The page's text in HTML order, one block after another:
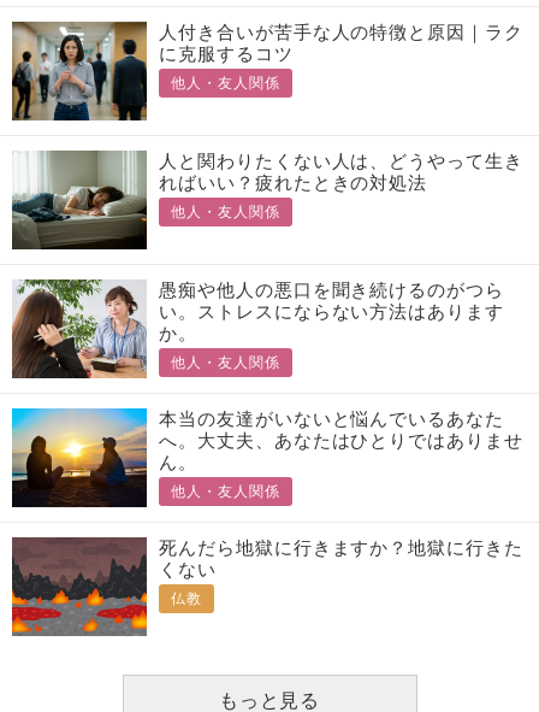
人付き合いが苦手な人の特徴と原因｜ラク
に克服するコツ
他人・友人関係
人と関わりたくない人は、どうやって生き
ればいい？疲れたときの対処法
他人・友人関係
愚痴や他人の悪口を聞き続けるのがつら
い。ストレスにならない方法はあります
か。
他人・友人関係
本当の友達がいないと悩んでいるあなた
へ。大丈夫、あなたはひとりではありませ
ん。
他人・友人関係
死んだら地獄に行きますか？地獄に行きた
くない
仏教
もっと見る